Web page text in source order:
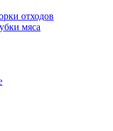
отходов
мяса